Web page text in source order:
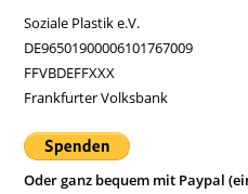
Soziale Plastik e.V.
DE96501900006101767009
FFVBDEFFXXX
Frankfurter Volksbank
Oder ganz bequem mit Paypal